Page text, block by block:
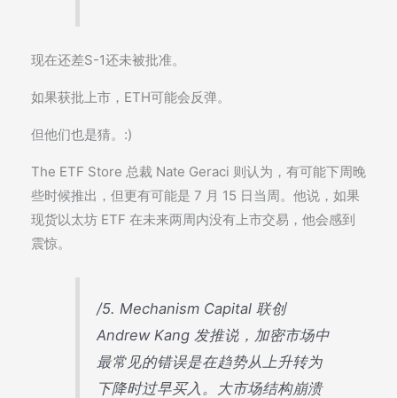
现在还差S-1还未被批准。
如果获批上市，ETH可能会反弹。
但他们也是猜。:)
The ETF Store 总裁 Nate Geraci 则认为，有可能下周晚
些时候推出，但更有可能是 7 月 15 日当周。他说，如果
现货以太坊 ETF 在未来两周内没有上市交易，他会感到
震惊。
/5. Mechanism Capital 联创
Andrew Kang 发推说，加密市场中
最常见的错误是在趋势从上升转为
下降时过早买入。大市场结构崩溃